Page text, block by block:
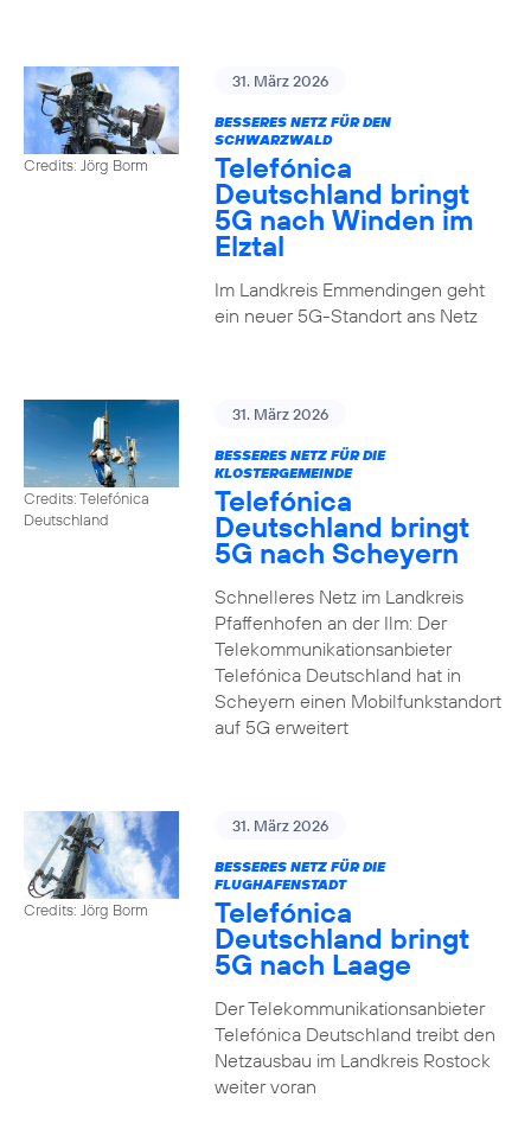
Credits: Jörg Borm
31. März 2026
BESSERES NETZ FÜR DEN
SCHWARZWALD
Telefónica
Deutschland bringt
5G nach Winden im
Elztal
Im Landkreis Emmendingen geht
ein neuer 5G-Standort ans Netz
Credits: Telefónica
Deutschland
31. März 2026
BESSERES NETZ FÜR DIE
KLOSTERGEMEINDE
Telefónica
Deutschland bringt
5G nach Scheyern
Schnelleres Netz im Landkreis
Pfaffenhofen an der Ilm: Der
Telekommunikationsanbieter
Telefónica Deutschland hat in
Scheyern einen Mobilfunkstandort
auf 5G erweitert
Credits: Jörg Borm
31. März 2026
BESSERES NETZ FÜR DIE
FLUGHAFENSTADT
Telefónica
Deutschland bringt
5G nach Laage
Der Telekommunikationsanbieter
Telefónica Deutschland treibt den
Netzausbau im Landkreis Rostock
weiter voran